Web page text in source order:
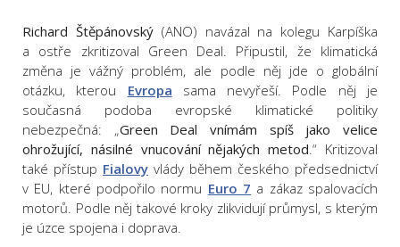
Richard Štěpánovský(ANO) navázal na kolegu Karpíška
a ostře zkritizoval Green Deal. Připustil, že klimatická
změna je vážný problém, ale podle něj jde o globální
otázku, kterou Evropa sama nevyřeší. Podle něj je
současná podoba evropské klimatické politiky
nebezpečná: „Green Deal vnímám spíš jako velice
ohrožující, násilné vnucování nějakých metod.“ Kritizoval
také přístup Fialovy vlády během českého předsednictví
v EU, které podpořilo normu Euro 7 a zákaz spalovacích
motorů. Podle něj takové kroky zlikvidují průmysl, s kterým
je úzce spojena i doprava.